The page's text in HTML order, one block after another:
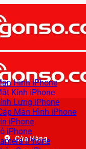
Cửa Hàng
Hình iPhone
Kính iPhone
Lưng iPhone
Màn Hình iPhone
iPhone
iPhone
iPhone